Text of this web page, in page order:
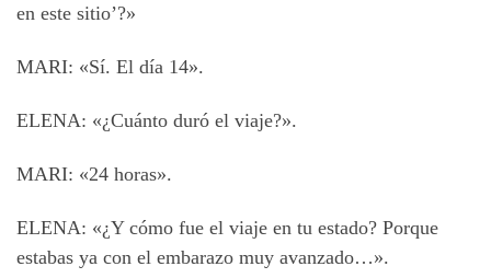
en este sitio’?»
MARI: «Sí. El día 14».
ELENA: «¿Cuánto duró el viaje?».
MARI: «24 horas».
ELENA: «¿Y cómo fue el viaje en tu estado? Porque
estabas ya con el embarazo muy avanzado…».